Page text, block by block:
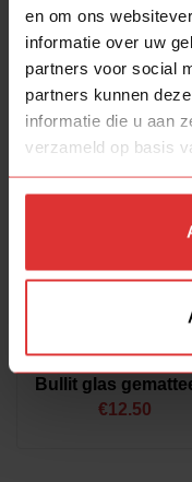
en om ons
informatie over uw
partners voor social
partners kunnen
informatie die u aan
verzameld op basis
Druppel glas
Bullit glas
€12.50